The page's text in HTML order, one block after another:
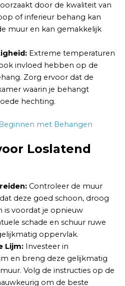
door de kwaliteit van
of inferieur behang kan
muur en kan gemakkelijk
Extreme temperaturen
invloed hebben op de
Zorg ervoor dat de
waarin je behangt
hechting.
met Behangen
Loslatend
Controleer de muur
deze goed schoon, droog
is voordat je opnieuw
schade en schuur ruwe
oppervlak.
Lijm: Investeer in
en breng deze gelijkmatig
Volg de instructies op de
om de beste